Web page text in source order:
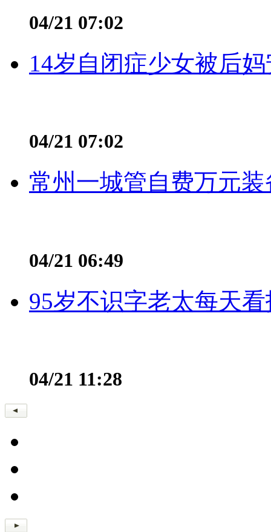
04/21 07:02
14岁自闭症少女被后
04/21 07:02
常州一城管自费万元
04/21 06:49
95岁不识字老太每天
04/21 11:28